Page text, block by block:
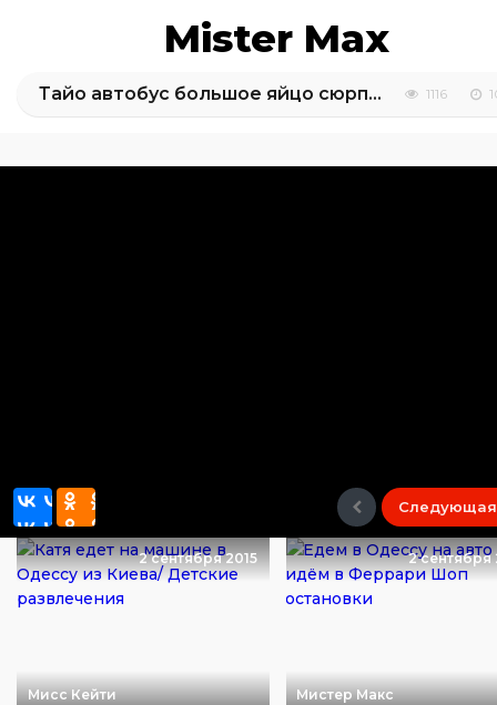
Mister Max
Тайо автобус большое яйцо сюрприз распаковка игрушки машинки 1116
Следующая
2 сентября 2015
Мисс Кейти
2 сентября
Мистер Макс